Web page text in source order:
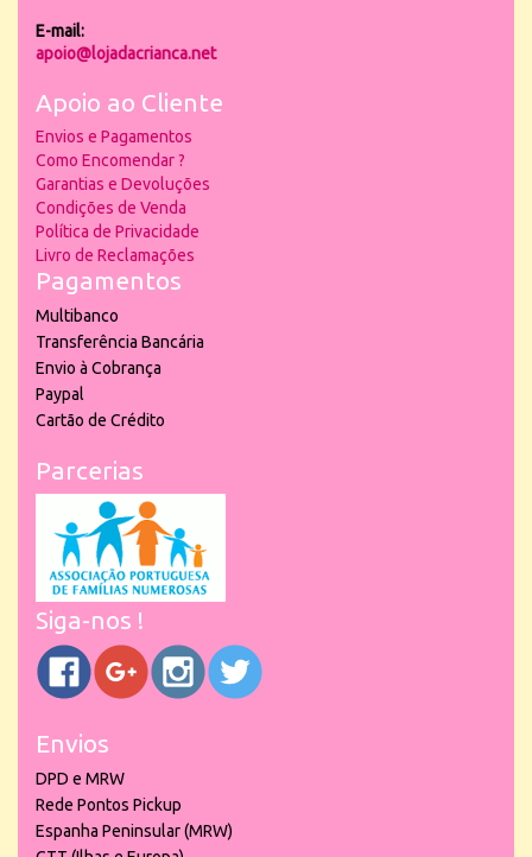
E-mail:
apoio@lojadacrianca.net
Apoio ao Cliente
Envios e Pagamentos
Como Encomendar ?
Garantias e Devoluções
Condições de Venda
Política de Privacidade
Livro de Reclamações
Pagamentos
Multibanco
Transferência Bancária
Envio à Cobrança
Paypal
Cartão de Crédito
Parcerias
Siga-nos !
Envios
DPD e MRW
Rede Pontos Pickup
Espanha Peninsular (MRW)